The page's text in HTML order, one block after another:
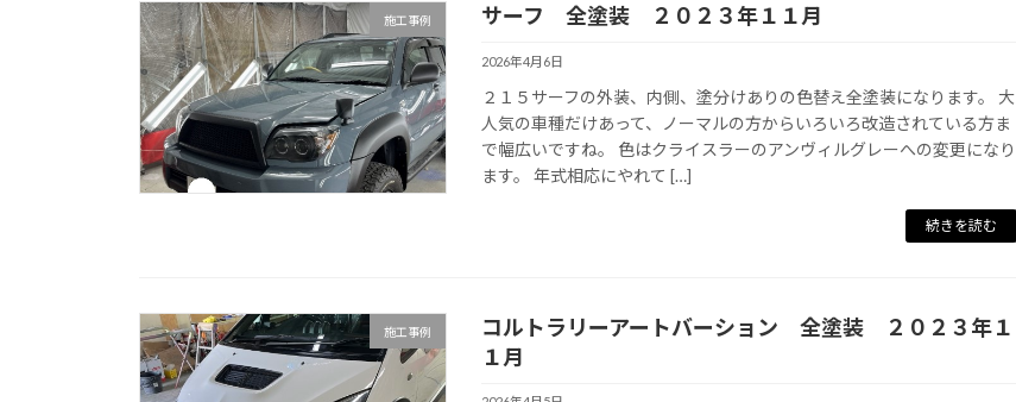
施工事例 サーフ 全塗装 ２０２３年１１月
2026年4月6日
２１５サーフの外装、内側、塗分けありの色替え全塗装になります。 大
人気の車種だけあって、ノーマルの方からいろいろ改造されている方ま
で幅広いですね。 色はクライスラーのアンヴィルグレーへの変更になり
ます。 年式相応にやれて […]
続きを読む
施工事例
コルトラリーアートバーション 全塗装 ２０２３年１
１月